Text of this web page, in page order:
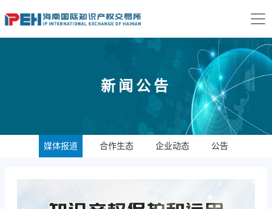
新闻公告
媒体报道 合作生态 企业动态 公告